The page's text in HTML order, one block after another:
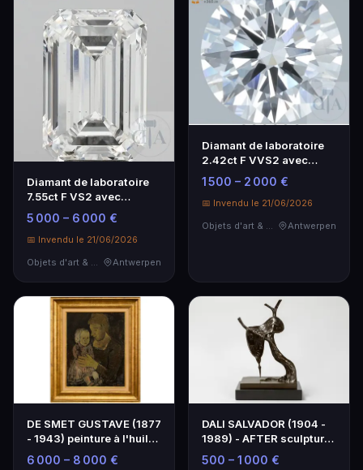
Diamant de laboratoire
7.55ct F VS2 avec
certificat IGI
5 000 – 6 000 €
📅 Invendu le 21/06/2026
Objets d'art & Curiosités
Antwerpen
Diamant de laboratoire
2.42ct F VVS2 avec
certificat IGI
1 500 – 2 000 €
📅 Invendu le 21/06/2026
Objets d'art & Curiosités
Antwerpen
DE SMET GUSTAVE (1877
- 1943) peinture à l'huile
sur panneau…
6 000 – 8 000 €
DALI SALVADOR (1904 -
1989) - AFTER sculpture
en bronze : "N…
500 – 1 000 €